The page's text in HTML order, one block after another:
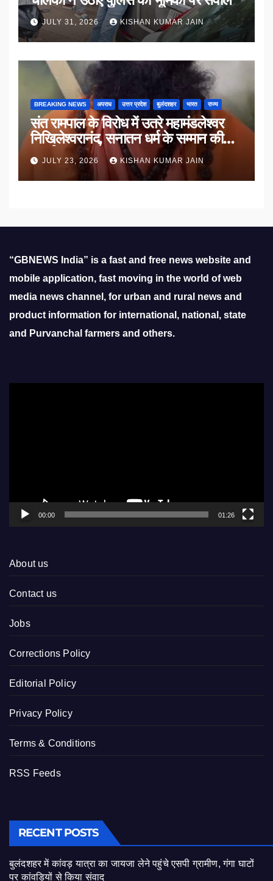
JULY 31, 2026 KISHAN KUMAR JAIN
BREAKING NEWS अपराध उत्तर प्रदेश बुलंदशहर भारत राज्य
संत रामपाल के विरोध में उतरे महामंडलेश्वर
निखिलेश्वरानंद, सनातन धर्म के सम्मान की
उठाई मांग
JULY 23, 2026 KISHAN KUMAR JAIN
“GBNEWS India” is a fast and free news website and
mobile application, fast moving in the world of web
media news channel, for urban and rural news and
product information for international, national, state
and Purvanchal farmers and others.
00:00 01:26
About us
Contact us
Jobs
Corrections Policy
Editorial Policy
Privacy Policy
Terms & Conditions
RSS Feeds
RECENT POSTS
बुलंदशहर में कांवड़ यात्रा का जायजा लेने पहुंचे एसपी ग्रामीण, गंगा घाटों
पर कांवड़ियों से किया संवाद